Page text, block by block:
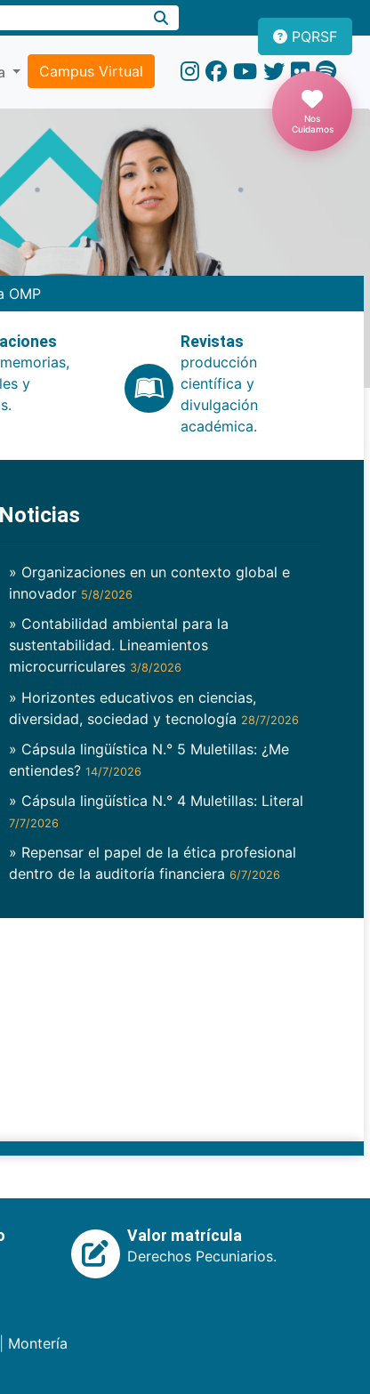
Campus Virtual
PQRSF
Nos
Cuidamos
OMP
y
Revistas
producción
científica y
divulgación
académica.
Noticias
» Organizaciones en un contexto global e
innovador 5/8/2026
» Contabilidad ambiental para la
sustentabilidad. Lineamientos
microcurriculares 3/8/2026
» Horizontes educativos en ciencias,
diversidad, sociedad y tecnología 28/7/2026
» Cápsula lingüística N.° 5 Muletillas: ¿Me
entiendes? 14/7/2026
» Cápsula lingüística N.° 4 Muletillas: Literal
7/7/2026
» Repensar el papel de la ética profesional
dentro de la auditoría financiera 6/7/2026
Valor matrícula
Derechos Pecuniarios.
Montería